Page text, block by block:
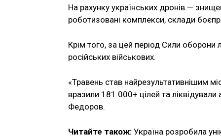
На рахунку українських дронів —
роботизовані комплекси, склади
Крім того, за цей період Сили
російських військових.
«Травень став найрезультативнішим
вразили 181 000+ цілей та
Федоров.
Читайте також: Україна розробила